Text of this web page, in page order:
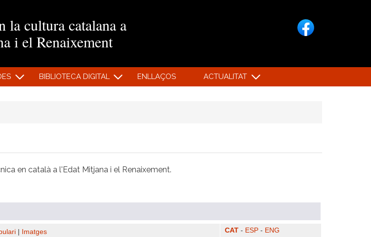
la cultura catalana a
i el Renaixement
BIBLIOTECA DIGITAL ENLLAÇOS ACTUALITAT
en català a l'Edat Mitjana i el Renaixement.
Imatges CAT - ESP - ENG